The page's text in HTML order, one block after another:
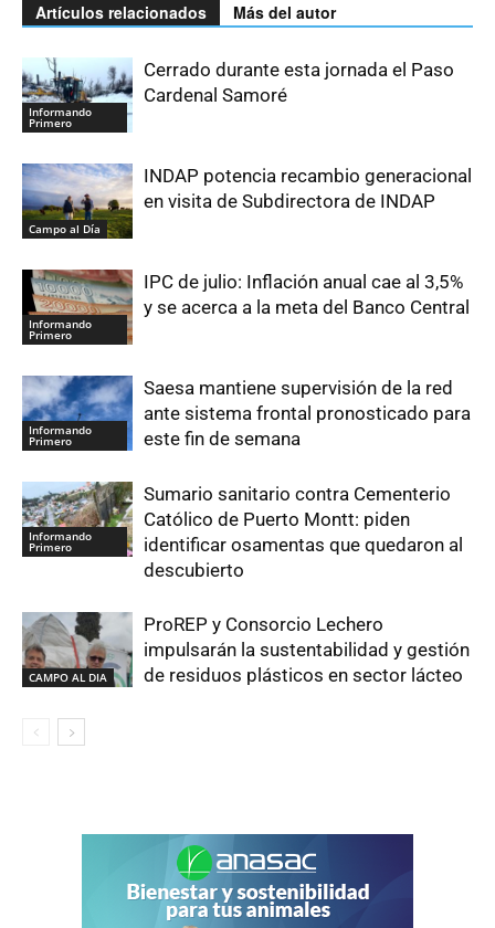
Artículos relacionados Más del autor
Informando
Primero
Cerrado durante esta jornada el Paso
Cardenal Samoré
Campo al Día
INDAP potencia recambio generacional
en visita de Subdirectora de INDAP
Informando
Primero
IPC de julio: Inflación anual cae al 3,5%
y se acerca a la meta del Banco Central
Informando
Primero
Saesa mantiene supervisión de la red
ante sistema frontal pronosticado para
este fin de semana
Informando
Primero
Sumario sanitario contra Cementerio
Católico de Puerto Montt: piden
identificar osamentas que quedaron al
descubierto
CAMPO AL DIA
ProREP y Consorcio Lechero
impulsarán la sustentabilidad y gestión
de residuos plásticos en sector lácteo